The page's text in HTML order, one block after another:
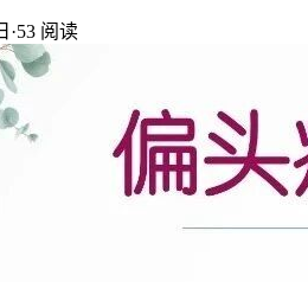
·53 阅读